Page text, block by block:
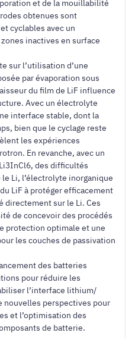
et de la mouillabilité
obtenues sont
cyclables avec un
inactives en surface
sur l’utilisation d’une
par évaporation sous
du film de LiF influence
Avec un électrolyte
interface stable, dont la
bien que le cyclage reste
les expériences
En revanche, avec un
des difficultés
Li, l’électrolyte inorganique
LiF à protéger efficacement
directement sur le Li. Ces
de concevoir des procédés
protection optimale et une
les couches de passivation
des batteries
pour réduire les
l’interface lithium/
nouvelles perspectives pour
et l’optimisation des
de batterie.